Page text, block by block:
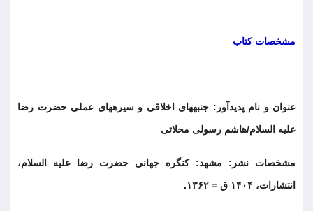
مشخصات کتاب
‏عنوان و نام پدیدآور: جنبه‏های اخلاقی و سیره‏های عملی حضرت رضا
علیه السلام/هاشم رسولی محلاتی
‏مشخصات نشر: مشهد: کنگره جهانی حضرت رضا علیه السلام،
انتشارات، ۱۴۰۴ ق = ۱۳۶۲.